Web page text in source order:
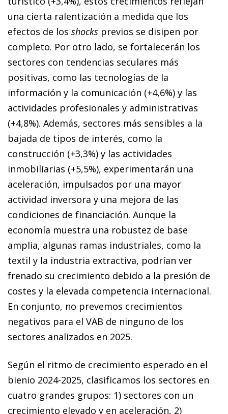
una cierta ralentización a medida que los
efectos de los shocks previos se disipen por
completo. Por otro lado, se fortalecerán los
sectores con tendencias seculares más
positivas, como las tecnologías de la
información y la comunicación (+4,6%) y las
actividades profesionales y administrativas
(+4,8%). Además, sectores más sensibles a la
bajada de tipos de interés, como la
construcción (+3,3%) y las actividades
inmobiliarias (+5,5%), experimentarán una
aceleración, impulsados por una mayor
actividad inversora y una mejora de las
condiciones de financiación. Aunque la
economía muestra una robustez de base
amplia, algunas ramas industriales, como la
textil y la industria extractiva, podrían ver
frenado su crecimiento debido a la presión de
costes y la elevada competencia internacional.
En conjunto, no prevemos crecimientos
negativos para el VAB de ninguno de los
sectores analizados en 2025.
Según el ritmo de crecimiento esperado en el
bienio 2024-2025, clasificamos los sectores en
cuatro grandes grupos: 1) sectores con un
crecimiento elevado y en aceleración, 2)